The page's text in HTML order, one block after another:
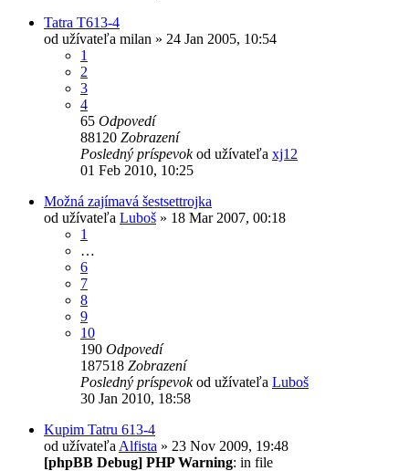
Tatra T613-4
od užívateľa milan » 24 Jan 2005, 10:54
1
2
3
4
65 Odpovedí
88120 Zobrazení
Posledný príspevokod užívateľa xj12
01 Feb 2010, 10:25
Možná zajímavá šestsettrojka
od užívateľa Luboš » 18 Mar 2007, 00:18
1
…
6
7
8
9
10
190 Odpovedí
187518 Zobrazení
Posledný príspevokod užívateľa Luboš
30 Jan 2010, 18:58
Kupim Tatru 613-4
od užívateľa Alfista » 23 Nov 2009, 19:48
[phpBB Debug] PHP Warning: in file